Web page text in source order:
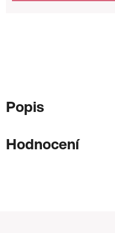
Popis
Hodnocení